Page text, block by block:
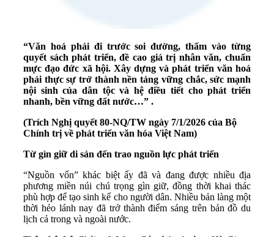
“Văn hoá phải đi trước soi đường, thấm vào từng
quyết sách phát triển, đề cao giá trị nhân văn, chuẩn
mực đạo đức xã hội. Xây dựng và phát triển văn hoá
phải thực sự trở thành nền tảng vững chắc, sức mạnh
nội sinh của dân tộc và hệ điều tiết cho phát triển
nhanh, bền vững đất nước…” .
(Trích Nghị quyết 80-NQ/TW ngày 7/1/2026 của Bộ
Chính trị về phát triển văn hóa Việt Nam)
Từ gìn giữ di sản đến trao nguồn lực phát triển
“Nguồn vốn” khác biệt ấy đã và đang được nhiều địa
phương miền núi chú trọng gìn giữ, đồng thời khai thác
phù hợp để tạo sinh kế cho người dân. Nhiều bản làng một
thời hẻo lánh nay đã trở thành điểm sáng trên bản đồ du
lịch cả trong và ngoài nước.